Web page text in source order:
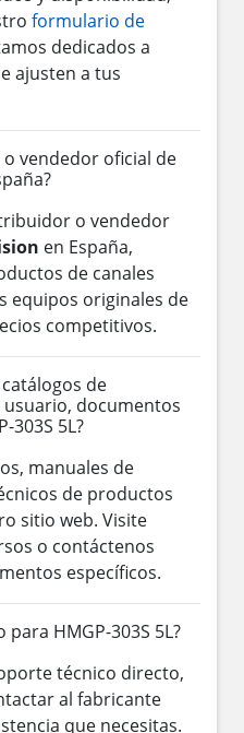
formulario de
dedicados a
ajusten a tus
vendedor oficial de
o vendedor
en España,
de canales
equipos originales de
competitivos.
de
documentos
303S 5L?
manuales de
de productos
sitio web. Visite
o contáctenos
específicos.
HMGP-303S 5L?
técnico directo,
al fabricante
que necesitas.